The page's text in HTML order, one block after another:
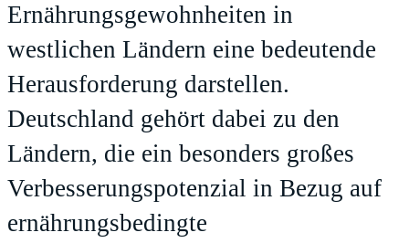
Ernährungsgewohnheiten in
westlichen Ländern eine bedeutende
Herausforderung darstellen.
Deutschland gehört dabei zu den
Ländern, die ein besonders großes
Verbesserungspotenzial in Bezug auf
ernährungsbedingte